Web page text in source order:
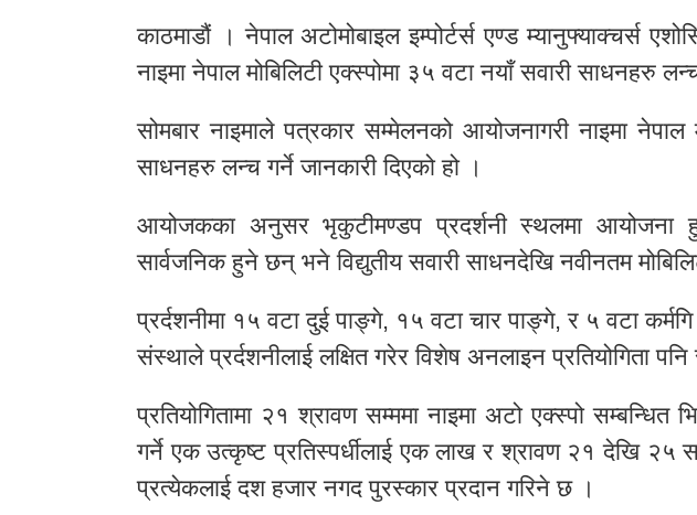
काठमाडौं । नेपाल अटोमोबाइल इम्पोर्टर्स एण्ड म्यानुफ्याक्चर्स
नाइमा नेपाल मोबिलिटी एक्स्पोमा ३५ वटा नयाँ सवारी साधनहरु
सोमबार नाइमाले पत्रकार सम्मेलनको आयोजनागरी नाइमा नेपाल
साधनहरु लन्च गर्ने जानकारी दिएको हो ।
आयोजकका अनुसर भृकुटीमण्डप प्रदर्शनी स्थलमा आयोजना
सार्वजनिक हुने छन् भने विद्युतीय सवारी साधनदेखि नवीनतम
प्रर्दशनीमा १५ वटा दुई पाङ्गे, १५ वटा चार पाङ्गे, र ५ वटा
संस्थाले प्रर्दशनीलाई लक्षित गरेर विशेष अनलाइन प्रतियोगिता
प्रतियोगितामा २१ श्रावण सम्ममा नाइमा अटो एक्स्पो सम्बन्धित
गर्ने एक उत्कृष्ट प्रतिस्पर्धीलाई एक लाख र श्रावण २१ देखि २५
प्रत्येकलाई दश हजार नगद पुरस्कार प्रदान गरिने छ ।